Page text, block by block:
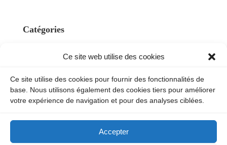
Ce site web utilise des cookies
Ce site utilise des cookies pour fournir des fonctionnalités de
base. Nous utilisons également des cookies tiers pour améliorer
votre expérience de navigation et pour des analyses ciblées.
Accepter
Catégories
2. Gommage cryogénique(4)
3. Aérogommage(12)
4. Laser (16)
5. Matériel
6. Air comprimé(10)